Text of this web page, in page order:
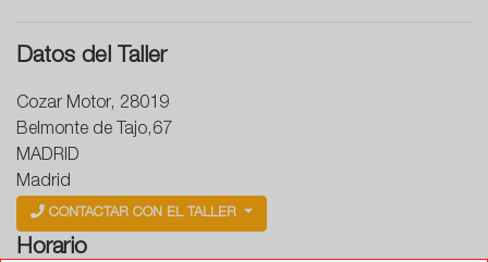
Datos del Taller
Cozar Motor, 28019
Belmonte de Tajo,67
MADRID
Madrid
CONTACTAR CON EL TALLER
Horario